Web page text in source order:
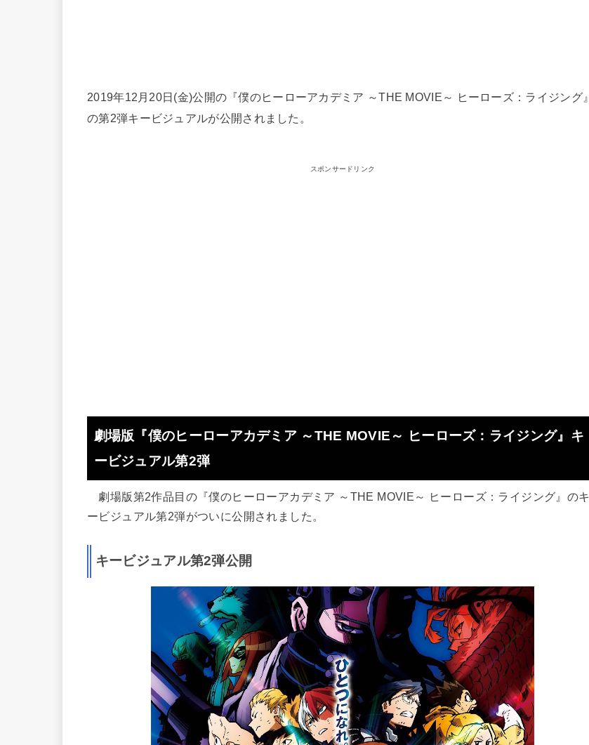
2019年12月20日(金)公開の『僕のヒーローアカデミア ～THE MOVIE～ ヒーローズ：ライジング』
の第2弾キービジュアルが公開されました。
スポンサードリンク
劇場版『僕のヒーローアカデミア ～THE MOVIE～ ヒーローズ：ライジング』キ
ービジュアル第2弾
劇場版第2作品目の『僕のヒーローアカデミア ～THE MOVIE～ ヒーローズ：ライジング』のキ
ービジュアル第2弾がついに公開されました。
キービジュアル第2弾公開